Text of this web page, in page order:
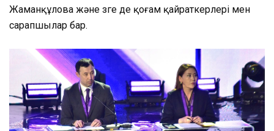
Жаманқұлова және өзге де қоғам қайраткерлері мен
сарапшылар бар.